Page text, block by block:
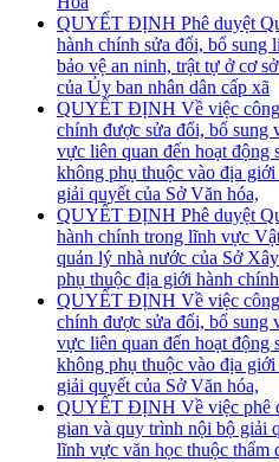
QUYẾT ĐỊNH Phê duyệt
hành chính sửa đổi, bổ sung
bảo vệ an ninh, trật tự ở cơ
của Ủy ban nhân dân cấp xã
QUYẾT ĐỊNH Về việc công
chính được sửa đổi, bổ sung
vực liên quan đến hoạt động
không phụ thuộc vào địa
giải quyết của Sở Văn hóa,
QUYẾT ĐỊNH Phê duyệt
hành chính trong lĩnh vực
quản lý nhà nước của Sở
phụ thuộc địa giới hành
QUYẾT ĐỊNH Về việc công
chính được sửa đổi, bổ sung
vực liên quan đến hoạt động
không phụ thuộc vào địa
giải quyết của Sở Văn hóa,
QUYẾT ĐỊNH Về việc phê
gian và quy trình nội bộ giải
lĩnh vực văn học thuộc